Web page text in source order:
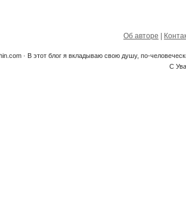
Об авторе
· В этот блог я вкладываю свою душу, по-
С